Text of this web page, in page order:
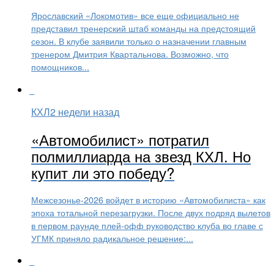
Ярославский «Локомотив» все еще официально не
представил тренерский штаб команды на предстоящий
сезон. В клубе заявили только о назначении главным
тренером Дмитрия Квартальнова. Возможно, что
помощников...
КХЛ2 недели назад
«Автомобилист» потратил
полмиллиарда на звезд КХЛ. Но
купит ли это победу?
Межсезонье-2026 войдет в историю «Автомобилиста» как
эпоха тотальной перезагрузки. После двух подряд вылетов
в первом раунде плей-офф руководство клуба во главе с
УГМК приняло радикальное решение:...